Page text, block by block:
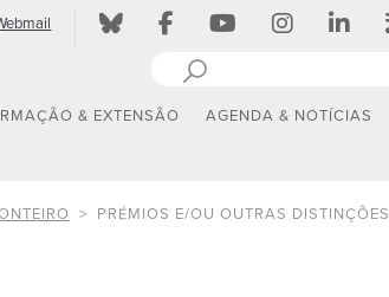
& EXTENSÃO AGENDA & NOTÍCIAS
PRÉMIOS E/OU OUTRAS DISTINÇÕES